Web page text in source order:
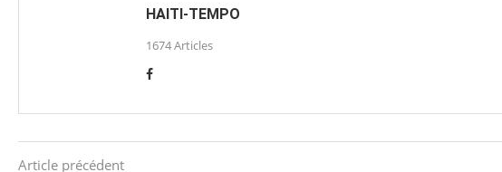
HAITI-TEMPO
1674 Articles
Article précédent